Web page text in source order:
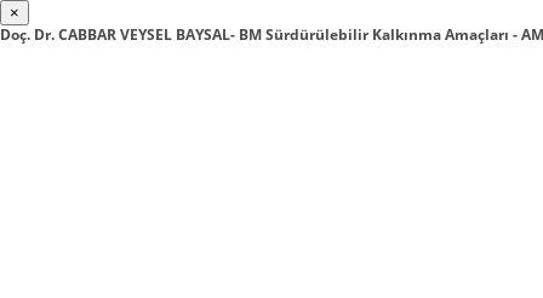
×
Doç. Dr. CABBAR VEYSEL BAYSAL- BM Sürdürülebilir Kalkınma Amaçları -